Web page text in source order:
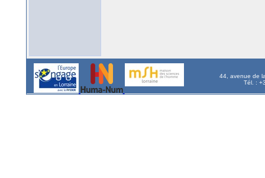
44, avenue de
Tél. :